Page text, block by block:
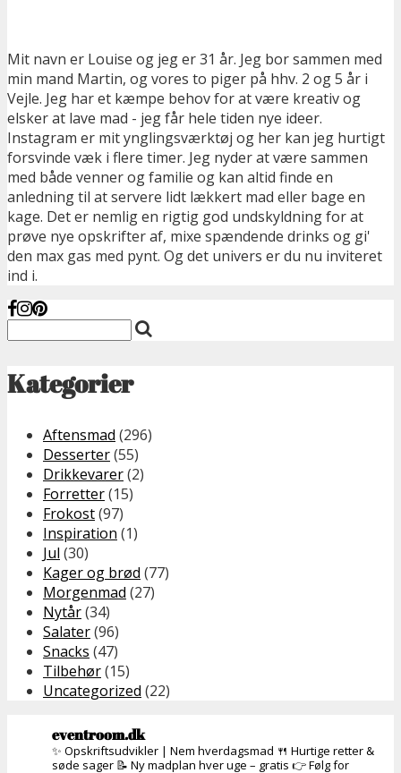
Mit navn er Louise og jeg er 31 år. Jeg bor sammen med
min mand Martin, og vores to piger på hhv. 2 og 5 år i
Vejle. Jeg har et kæmpe behov for at være kreativ og
elsker at lave mad - jeg får hele tiden nye ideer.
Instagram er mit ynglingsværktøj og her kan jeg hurtigt
forsvinde væk i flere timer. Jeg nyder at være sammen
med både venner og familie og kan altid finde en
anledning til at servere lidt lækkert mad eller bage en
kage. Det er nemlig en rigtig god undskyldning for at
prøve nye opskrifter af, mixe spændende drinks og gi'
den max gas med pynt. Og det univers er du nu inviteret
ind i.
Kategorier
Aftensmad (296)
Desserter(55)
Drikkevarer(2)
Forretter(15)
Frokost(97)
Inspiration (1)
Jul (30)
Kager og brød (77)
Morgenmad (27)
Nytår(34)
Salater(96)
Snacks (47)
Tilbehør(15)
Uncategorized (22)
eventroom.dk
✨ Opskriftsudvikler | Nem hverdagsmad 🍴 Hurtige retter &
søde sager 📝 Ny madplan hver uge – gratis 👉 Følg for